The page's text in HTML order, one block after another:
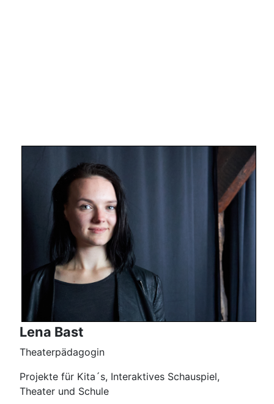
Lena Bast
Theaterpädagogin
Projekte für Kita´s, Interaktives Schauspiel,
Theater und Schule